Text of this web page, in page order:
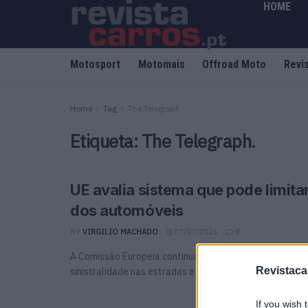
If you wish
HOME
Motosport Motomais Offroad Moto
Home Tag The Telegraph.
Etiqueta: The Telegraph.
UE avalia sistema que pode
dos automóveis
BY VIRGILIO MACHADO 07/07/2026 0
A Comissão Europeia continua a aprofundar medidas
sinistralidade nas estradas e prepara‑se para estudar